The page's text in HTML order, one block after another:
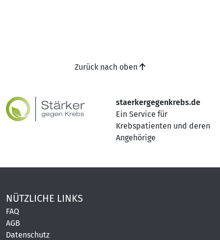
staerkergegenkrebs.de
Ein Service für
Krebspatienten und deren
Angehörige
Zurück nach oben
NÜTZLICHE LINKS
FAQ
AGB
Datenschutz